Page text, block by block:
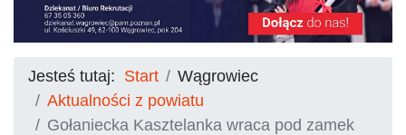
Jesteś tutaj: Start
Wągrowiec
Aktualności z powiatu
Gołaniecka Kasztelanka wraca pod zamek